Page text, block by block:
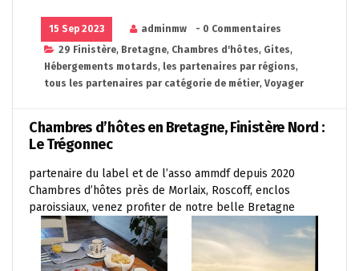
15 Sep 2023 adminmw
- 0 Commentaires
29 Finistère, Bretagne, Chambres d'hôtes, Gites,
Hébergements motards, les partenaires par régions,
tous les partenaires par catégorie de métier, Voyager
Chambres d’hôtes en Bretagne, Finistère Nord :
Le Trégonnec
partenaire du label et de l’asso ammdf depuis 2020
Chambres d’hôtes près de Morlaix, Roscoff, enclos
paroissiaux, venez profiter de notre belle Bretagne